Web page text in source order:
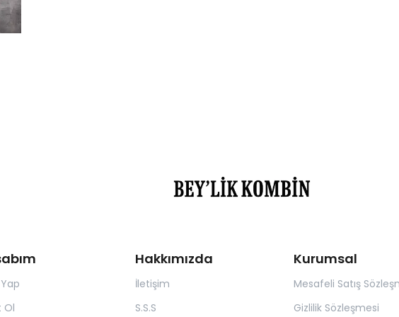
Ol
Hakkımızda
İletişim
S.S.S
Kurumsal
Mesafeli Satış
Gizlilik Sözleşmesi